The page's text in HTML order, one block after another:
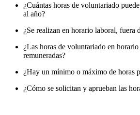
¿Cuántas horas de voluntariado
al año?
¿Se realizan en horario laboral, fuera
¿Las horas de voluntariado en
remuneradas?
¿Hay un mínimo o máximo de horas
¿Cómo se solicitan y aprueban las